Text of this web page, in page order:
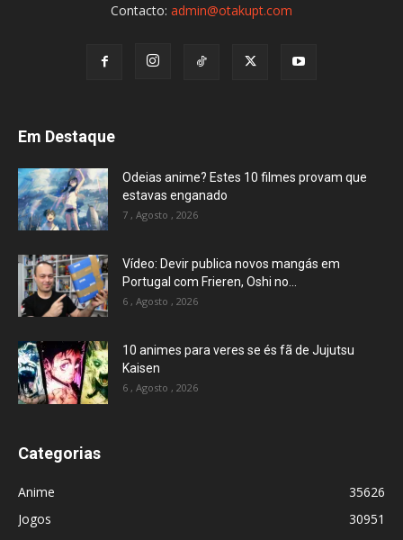
Contacto: admin@otakupt.com
Em Destaque
Odeias anime? Estes 10 filmes provam que
estavas enganado
7 , Agosto , 2026
Vídeo: Devir publica novos mangás em
Portugal com Frieren, Oshi no...
6 , Agosto , 2026
10 animes para veres se és fã de Jujutsu
Kaisen
6 , Agosto , 2026
Categorias
Anime
35626
Jogos
30951